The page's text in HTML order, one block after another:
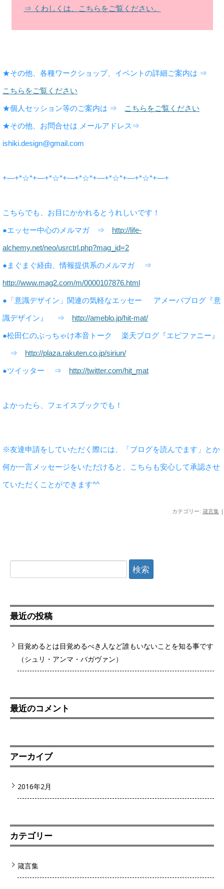
⇒ くわしくは、こちらをご覧ください。
★その他、各種ワークショップ、イベントの詳細ご案内は ⇒
こちらをご覧ください
★個人セッション等のご案内は ⇒ こちらをご覧ください
★その他、お問合せは メールアドレス⇒
ishiki.design@gmail.com
+―+*☆*+―+*☆*+―+*☆*+―+*☆*+―+*☆*+―+
こちらでも、お目にかかれるとうれしいです！
●エッセー中心のメルマガ ⇒ http://life-
alchemy.net/neo/usrctrl.php?mag_id=2
●まぐまぐ経由、情報提供系のメルマガ ⇒
http://www.mag2.com/m/0000107876.html
●「意識デザイン」関連の気軽なエッセー アメーバブログ『意
識デザイン』 ⇒ http://ameblo.jp/hit-mat/
●松田仁のぶっちゃけ本音トーク 楽天ブログ『エピファニー』
⇒ http://plaza.rakuten.co.jp/siriun/
●ツイッター ⇒ http://twitter.com/hit_mat
よかったら、フェイスブックでも！
※友達申請をしていただく際には、「ブログを読んでます」とか
何か一言メッセージをいただけると、こちらも安心して承認させ
ていただくことができます^^
カテゴリー: 箴言集 |
索:
最近の投稿
目覚めるとは目覚めるべき人など誰もいないことを知る事です
（シュリ・アンマ・バガヴァン）
最近のコメント
アーカイブ
2016年2月
カテゴリー
箴言集